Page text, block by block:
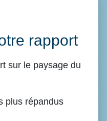
rapport
sur le paysage du
plus répandus